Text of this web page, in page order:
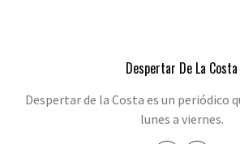
Despertar De La Costa
Despertar de la Costa es un periódico
lunes a viernes.